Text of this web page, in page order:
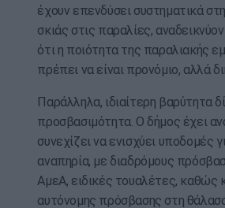
έχουν επενδύσει συστηματικά
σκιάς στις παραλίες,
ότι η ποιότητα της παραλιακής
πρέπει να είναι προνόμιο, αλλά
Παράλληλα, ιδιαίτερη βαρύτητα
προσβασιμότητα. Ο δήμος έχει
συνεχίζει να ενισχύει υποδομές
αναπηρία, με διαδρόμους
ΑμεΑ, ειδικές τουαλέτες, καθώς
αυτόνομης πρόσβασης στη